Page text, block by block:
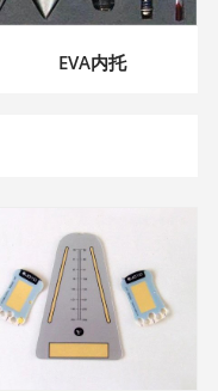
EVA内托